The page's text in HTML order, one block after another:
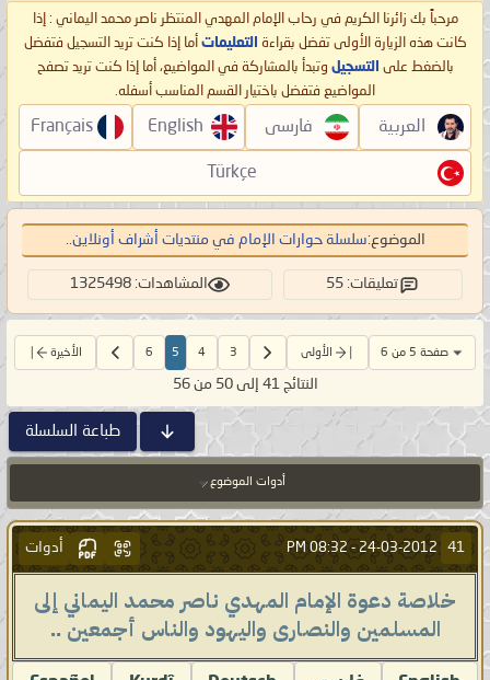
مرحباً بك زائرنا الكريم في رحاب الإمام المهدي المنتظر ناصر محمد اليماني : إذا
كانت هذه الزيارة الأولى تفضل بقراءة التعليمات أما إذا كنت تريد التسجيل فتفضل
بالضغط على التسجيل وتبدأ بالمشاركة في المواضيع، أما إذا كنت تريد تصفح
المواضيع فتفضل باختيار القسم المناسب أسفله.
العربية فارسی English
Français
Türkçe
الموضوع:سلسلة حوارات الإمام في منتديات أشراف أونلاين..
تعليقات: 55 المشاهدات: 1325498
صفحة 5 من 6 الأولى 3
4
5
6 الأخيرة
النتائج 41 إلى 50 من 56
طباعة السلسلة
أدوات الموضوع
41
24-03-2012 -
08:32 PM أدوات
خلاصة دعوة الإمام المهدي ناصر محمد اليماني إلى
المسلمين والنصارى واليهود والناس أجمعين ..